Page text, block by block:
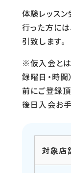
体験レッス
行った方に
引致します。
※仮入会と
録曜日・時
前にご登録頂
後日入会お
対象店